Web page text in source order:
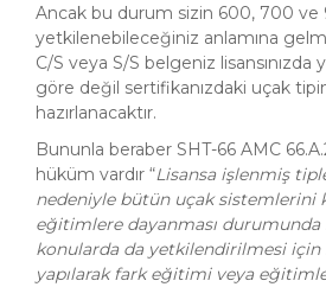
Ancak bu durum sizin 600, 700 ve
yetkilenebileceğiniz anlamına
C/S veya S/S belgeniz lisansınızda
göre değil sertifikanızdaki uçak
hazırlanacaktır.
Bununla beraber SHT-66 AMC
hüküm vardır “Lisansa işlenmiş
nedeniyle bütün uçak sistemlerini
eğitimlere dayanması
konularda da yetkilendirilmesi için
yapılarak fark eğitimi veya